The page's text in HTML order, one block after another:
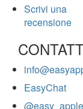
Scrivi una
recensione
EasyChat
@easy_apple